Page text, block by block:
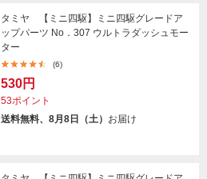
タミヤ 【ミニ四駆】ミニ四駆グレードア
ップパーツ No．307 ウルトラダッシュモー
ター
(6)
530円
53ポイント
送料無料、8月8日（土） お届け